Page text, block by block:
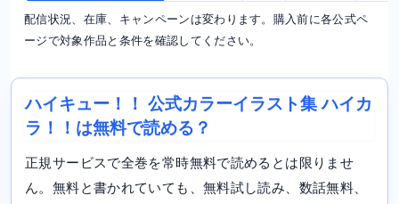
配信状況、在庫、キャンペーンは変わります。購入前に各公式ペ
ージで対象作品と条件を確認してください。
ハイキュー！！ 公式カラーイラスト集 ハイカ
ラ！！は無料で読める？
正規サービスで全巻を常時無料で読めるとは限りませ
ん。無料と書かれていても、無料試し読み、数話無料、